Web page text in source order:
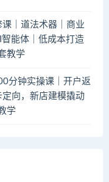
｜道法术器｜商业
智能体｜低成本打造
教学
分钟实操课｜开户返
定向，新店建模撬动
学